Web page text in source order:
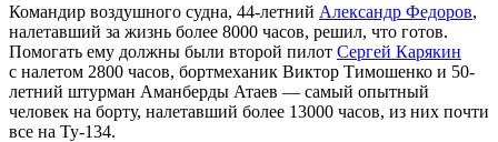
Командир воздушного судна, 44-летний Александр Федоров,
налетавший за жизнь более 8000 часов, решил, что готов.
Помогать ему должны были второй пилот Сергей Карякин
с налетом 2800 часов, бортмеханик Виктор Тимошенко и 50-
летний штурман Аманберды Атаев — самый опытный
человек на борту, налетавший более 13000 часов, из них почти
все на Ту-134.